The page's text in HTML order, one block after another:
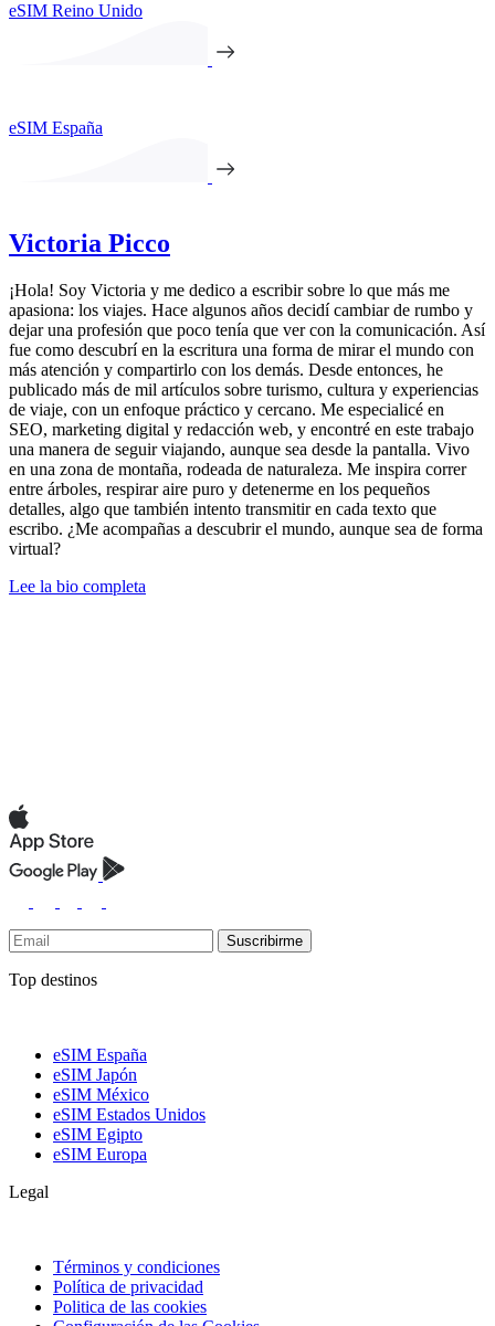
eSIM Reino Unido
eSIM España
Victoria Picco
¡Hola! Soy Victoria y me dedico a escribir sobre lo que más me
apasiona: los viajes. Hace algunos años decidí cambiar de rumbo y
dejar una profesión que poco tenía que ver con la comunicación. Así
fue como descubrí en la escritura una forma de mirar el mundo con
más atención y compartirlo con los demás. Desde entonces, he
publicado más de mil artículos sobre turismo, cultura y experiencias
de viaje, con un enfoque práctico y cercano. Me especialicé en
SEO, marketing digital y redacción web, y encontré en este trabajo
una manera de seguir viajando, aunque sea desde la pantalla. Vivo
en una zona de montaña, rodeada de naturaleza. Me inspira correr
entre árboles, respirar aire puro y detenerme en los pequeños
detalles, algo que también intento transmitir en cada texto que
escribo. ¿Me acompañas a descubrir el mundo, aunque sea de forma
virtual?
Lee la bio completa
Suscribirme
Top destinos
eSIM España
eSIM Japón
eSIM México
eSIM Estados Unidos
eSIM Egipto
eSIM Europa
Legal
Términos y condiciones
Política de privacidad
Politica de las cookies